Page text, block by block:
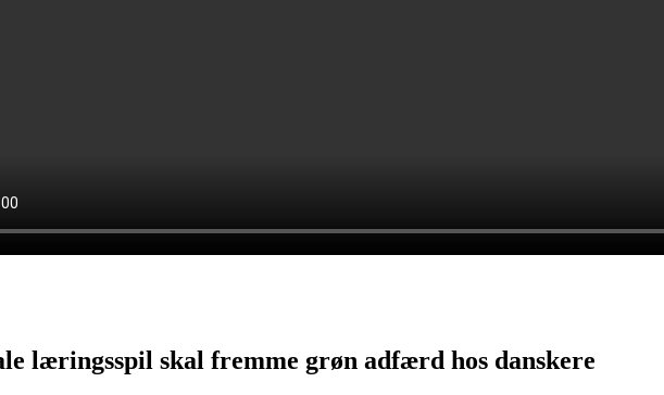
læringsspil skal fremme grøn adfærd hos danskere